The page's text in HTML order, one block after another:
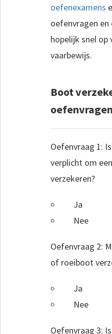
oefenexamens
oefenvragen en
hopelijk snel op
vaarbewijs.
Boot
oefenvragen
Oefenvraag 1:
verplicht om
verzekeren?
Ja
Nee
Oefenvraag 2:
of roeiboot
Ja
Nee
Oefenvraag 3: